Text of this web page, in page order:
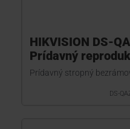
HIKVISION DS-
Prídavný
Prídavný stropný
DS-